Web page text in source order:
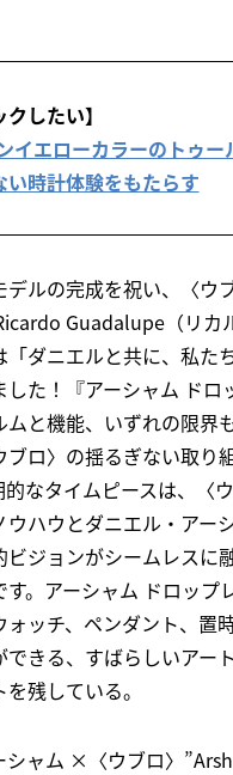
したい】
イエローカラーのトゥー
時計体験をもたらす
デルの完成を祝い、〈ウ
Guadalupe（リカ
「ダニエルと共に、私た
た！『アーシャム ドロ
ムと機能、いずれの限界
ブロ〉の揺るぎない取り
なタイムピースは、〈ウ
ウハウとダニエル・アー
ビジョンがシームレスに
。アーシャム ドロップ
ォッチ、ペンダント、置
できる、すばらしいアー
残している。
シャム ×〈ウブロ〉